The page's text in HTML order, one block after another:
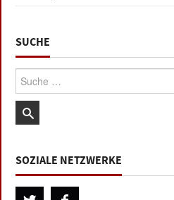
SUCHE
Suche:
SOZIALE NETZWERKE